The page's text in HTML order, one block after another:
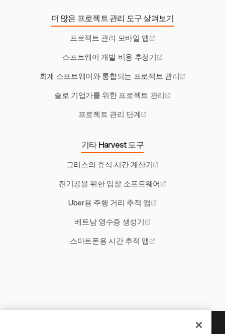
더 많은 프로젝트 관리 도구 살펴보기
프로젝트 관리 모바일 앱
소프트웨어 개발 비용 추정기
회계 소프트웨어와 통합되는 프로젝트 관리
솔로 기업가를 위한 프로젝트 관리
프로젝트 관리 단계
기타 Harvest 도구
그리스의 휴식 시간 계산기
전기공을 위한 입찰 소프트웨어
Uber용 주행 거리 추적 앱
베트남 영수증 생성기
스마트폰용 시간 추적 앱